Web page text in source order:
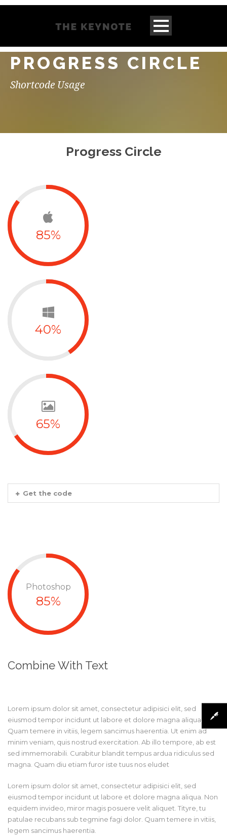
PROGRESS CIRCLE
Shortcode Usage
Progress Circle
85%
40%
65%
Get the code
Photoshop
85%
Combine With Text
Lorem ipsum dolor sit amet, consectetur adipisici elit, sed
eiusmod tempor incidunt ut labore et dolore magna aliqua.
Quam temere in vitiis, legem sancimus haerentia. Ut enim ad
minim veniam, quis nostrud exercitation. Ab illo tempore, ab est
sed immemorabili. Curabitur blandit tempus ardua ridiculus sed
magna. Quam diu etiam furor iste tuus nos eludet
Lorem ipsum dolor sit amet, consectetur adipisici elit, sed
eiusmod tempor incidunt ut labore et dolore magna aliqua. Non
equidem invideo, miror magis posuere velit aliquet. Tityre, tu
patulae recubans sub tegmine fagi dolor. Quam temere in vitiis,
legem sancimus haerentia.